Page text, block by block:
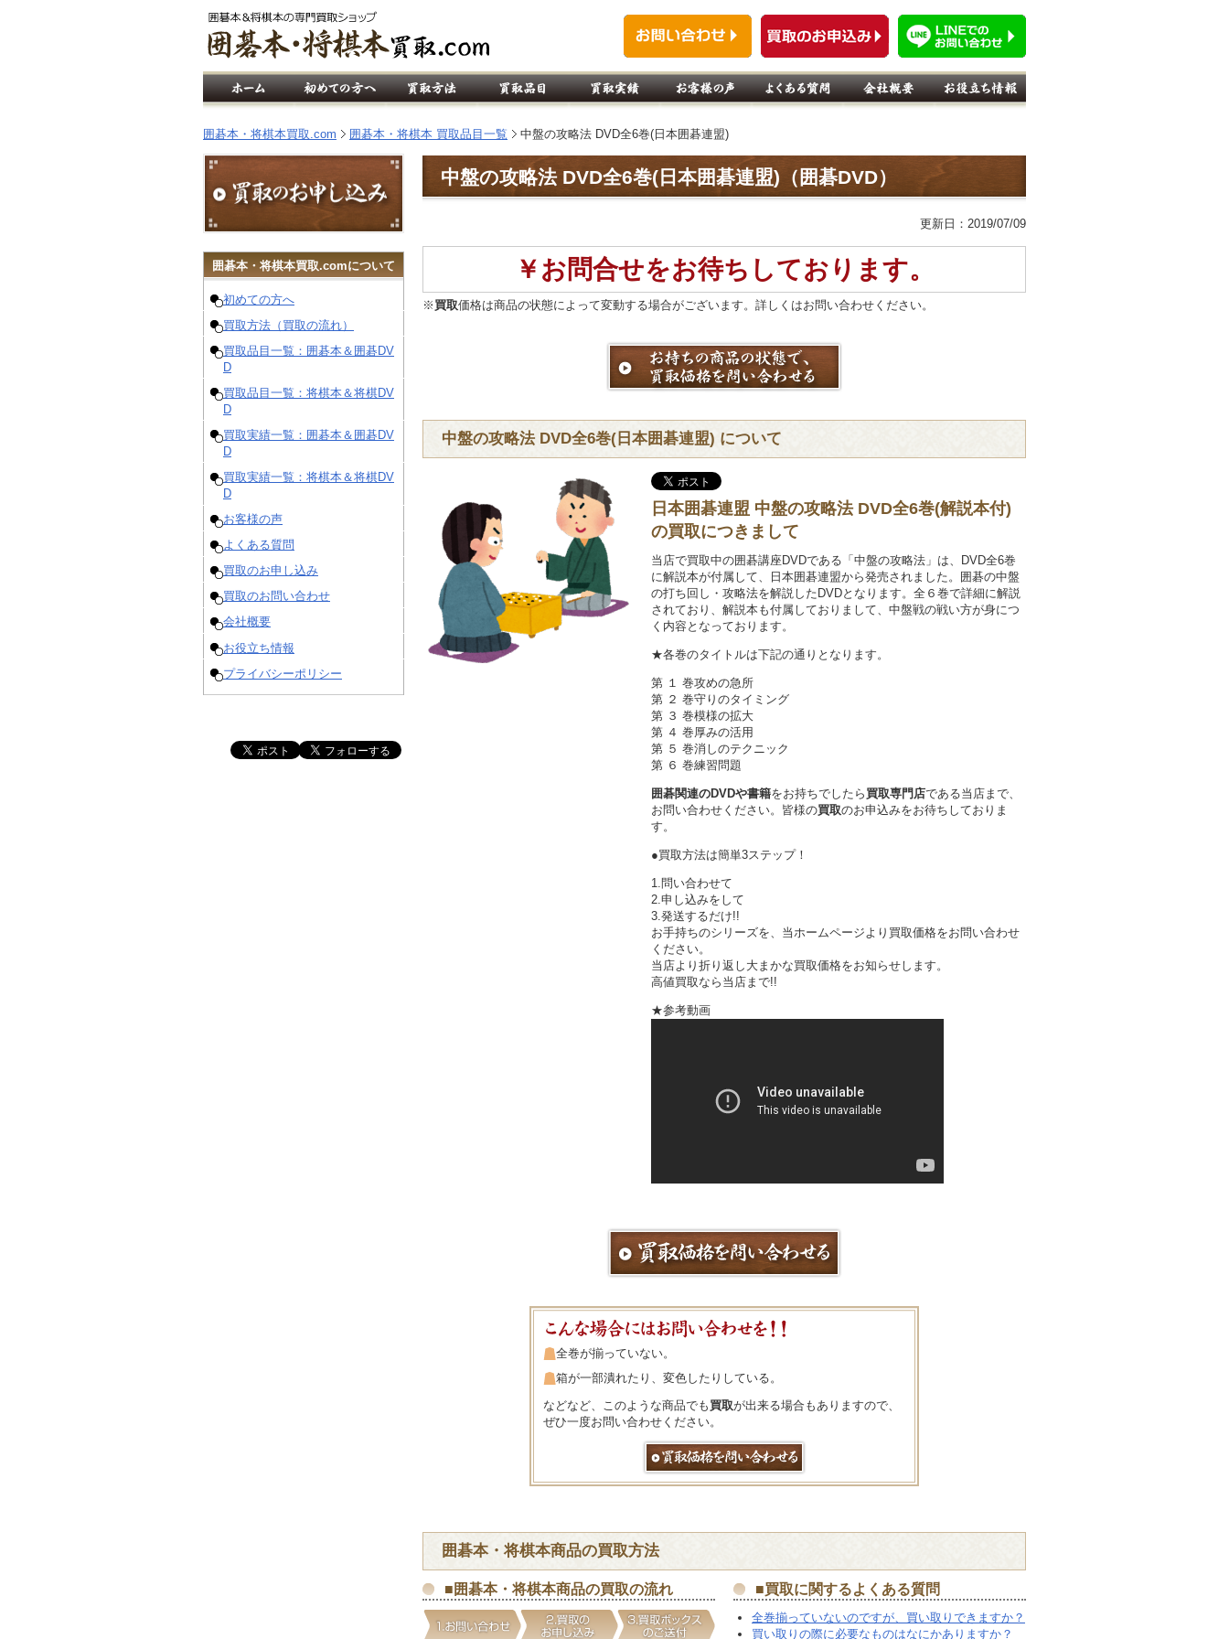
囲碁本・将棋本買取.com 囲碁本・将棋本 買取品目一覧 中盤の攻略法 DVD全6巻(日本囲碁連盟)
中盤の攻略法 DVD全6巻(日本囲碁連盟)（囲碁DVD）
更新日：2019/07/09
￥お問合せをお待ちしております。
※ 買取価格は商品の状態によって変動する場合がございます。詳しくはお問い合わせください。
中盤の攻略法 DVD全6巻(日本囲碁連盟) について
日本囲碁連盟 中盤の攻略法 DVD全6巻(解説本付)
の買取につきまして
当店で買取中の囲碁講座DVDである「中盤の攻略法」は、DVD全6巻
に解説本が付属して、日本囲碁連盟から発売されました。囲碁の中盤
の打ち回し・攻略法を解説したDVDとなります。全６巻で詳細に解説
されており、解説本も付属しておりまして、中盤戦の戦い方が身につ
く内容となっております。
★各巻のタイトルは下記の通りとなります。
第 １ 巻攻めの急所
第 ２ 巻守りのタイミング
第 ３ 巻模様の拡大
第 ４ 巻厚みの活用
第 ５ 巻消しのテクニック
第 ６ 巻練習問題
囲碁関連のDVDや書籍をお持ちでしたら 買取専門店である当店まで、
お問い合わせください。皆様の買取のお申込みをお待ちしておりま
す。
●買取方法は簡単3ステップ！
1.問い合わせて
2.申し込みをして
3.発送するだけ!!
お手持ちのシリーズを、当ホームページより買取価格をお問い合わせ
ください。
当店より折り返し大まかな買取価格をお知らせします。
高値買取なら当店まで!!
★参考動画
全巻が揃っていない。
箱が一部潰れたり、変色したりしている。
などなど、このような商品でも 買取が出来る場合もありますので、
ぜひ一度お問い合わせください。
囲碁本・将棋本商品の買取方法
■ 囲碁本・将棋本商品の買取の流れ ■買取に関するよくある質問
全巻揃っていないのですが、買い取りできますか？
買い取りの際に必要なものはなにかありますか？
囲碁本・将棋本買取.comについて
初めての方へ
買取方法（買取の流れ）
買取品目一覧：囲碁本＆囲碁DV
D
買取品目一覧：将棋本＆将棋DV
D
買取実績一覧：囲碁本＆囲碁DV
D
買取実績一覧：将棋本＆将棋DV
D
お客様の声
よくある質問
買取のお申し込み
買取のお問い合わせ
会社概要
お役立ち情報
プライバシーポリシー